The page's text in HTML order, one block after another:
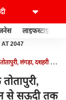
लाइफस्टाइल
AT 2047
लंगड़ा, दशहरी का
से सऊदी तक